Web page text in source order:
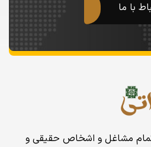
با ما
مشاغل و اشخاص حقیقی و